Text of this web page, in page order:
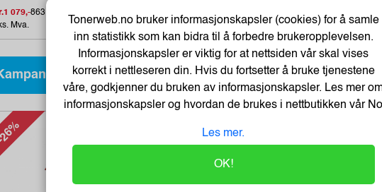
079,-863,-
Mva.
Kjøp
Eks. Mva.
Kjøp
Madrassovertrekk 140X55X7Cm Blå
Tonerweb.no bruker informasjonskapsler (cookies) for å samle
inn statistikk som kan bidra til å forbedre brukeropplevelsen.
Informasjonskapsler er viktig for at nettsiden vår skal vises
korrekt i nettleseren din. Hvis du fortsetter å bruke tjenestene
våre, godkjenner du bruken av informasjonskapsler. Les mer
informasjonskapsler og hvordan de brukes i nettbutikken vårNo
Les mer.
OK!